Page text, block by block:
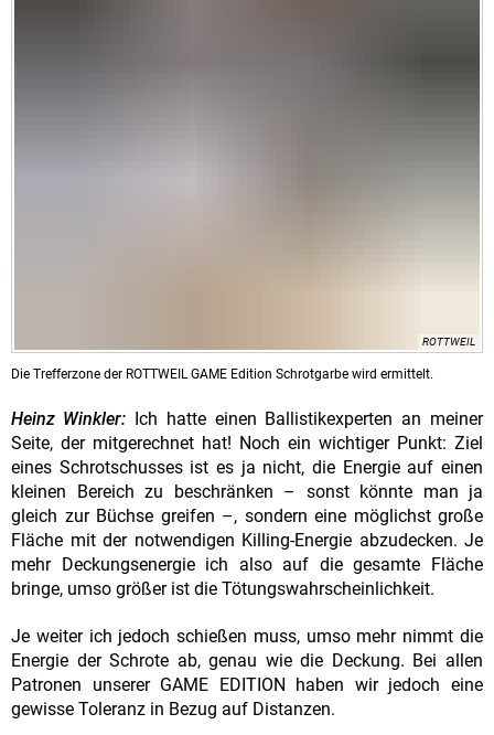
ROTTWEIL
Die Trefferzone der ROTTWEIL GAME Edition Schrotgarbe wird ermittelt.
Heinz Winkler: Ich hatte einen Ballistikexperten an meiner
Seite, der mitgerechnet hat! Noch ein wichtiger Punkt: Ziel
eines Schrotschusses ist es ja nicht, die Energie auf einen
kleinen Bereich zu beschränken – sonst könnte man ja
gleich zur Büchse greifen –, sondern eine möglichst große
Fläche mit der notwendigen Killing-Energie abzudecken. Je
mehr Deckungsenergie ich also auf die gesamte Fläche
bringe, umso größer ist die Tötungswahrscheinlichkeit.
Je weiter ich jedoch schießen muss, umso mehr nimmt die
Energie der Schrote ab, genau wie die Deckung. Bei allen
Patronen unserer GAME EDITION haben wir jedoch eine
gewisse Toleranz in Bezug auf Distanzen.